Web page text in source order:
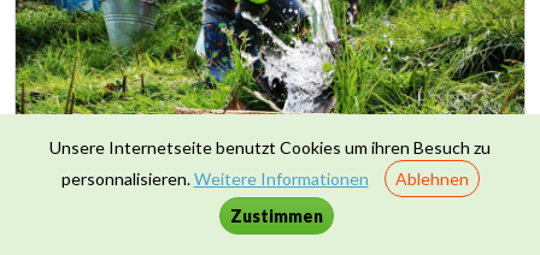
Unsere Internetseite benutzt Cookies um ihren Besuch zu
personnalisieren.Weitere Informationen
Ablehnen
Zustimmen